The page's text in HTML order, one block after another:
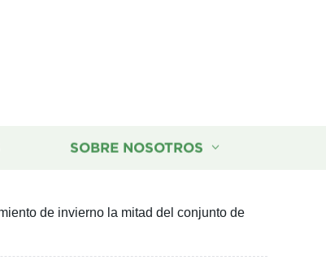
SOBRE NOSOTROS
de invierno la mitad del conjunto de